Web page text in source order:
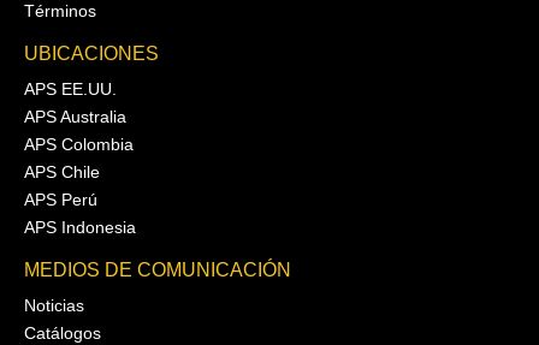
Términos
UBICACIONES
APS EE.UU.
APS Australia
APS Colombia
APS Chile
APS Perú
APS Indonesia
MEDIOS DE COMUNICACIÓN
Noticias
Catálogos